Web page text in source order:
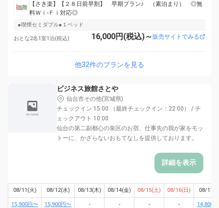
【さき楽】【２８日前早割】 早期プラン♪ （素泊まり） ◎無
料Ｗｉ-Ｆｉ対応◎
●喫煙セミダブル●１ベッド
おとな2名1室1泊(税込) 16,000円(税込)～販売サイトでみる
他32件のプランを見る
ビジネス旅館さとや
仙台市その他(宮城県)
チェックイン 15:00 （最終チェックイン：22:00） / チ
ェックアウト 10:00
仙台の第二副都心の泉区のお宿、仕事先の我が家をモッ
トーに、かざらないおもてなしを提供しております。
詳細を表示
08/11(火) 08/12(水) 08/13(木) 08/14(金) 08/15(土) 08/16(日) 08/17(
15,900円〜 15,900円〜 - - - - 14,800